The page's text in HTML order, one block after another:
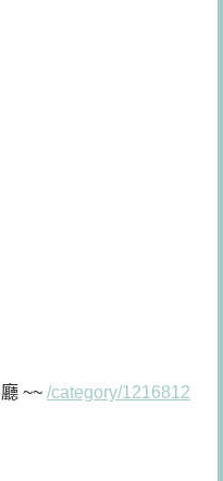
~~ /category/1216812